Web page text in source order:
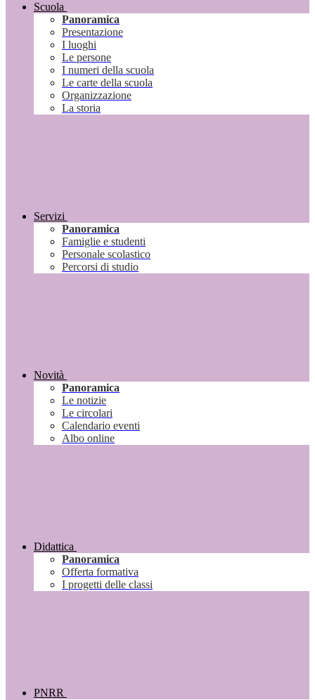
Scuola
Panoramica
Presentazione
I luoghi
Le persone
I numeri della scuola
Le carte della scuola
Organizzazione
La storia
Servizi
Panoramica
Famiglie e studenti
Personale scolastico
Percorsi di studio
Novità
Panoramica
Le notizie
Le circolari
Calendario eventi
Albo online
Didattica
Panoramica
Offerta formativa
I progetti delle classi
PNRR